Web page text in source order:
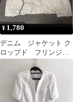
¥ 1,780
デニム ジャケット ク
ロップド フリンジ
切りっぱなし 生成
り エクリュ